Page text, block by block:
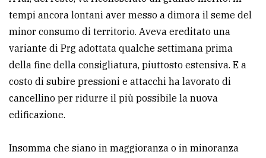
tempi ancora lontani aver messo a dimora il seme del
minor consumo di territorio. Aveva ereditato una
variante di Prg adottata qualche settimana prima
della fine della consigliatura, piuttosto estensiva. E a
costo di subire pressioni e attacchi ha lavorato di
cancellino per ridurre il più possibile la nuova
edificazione.
Insomma che siano in maggioranza o in minoranza